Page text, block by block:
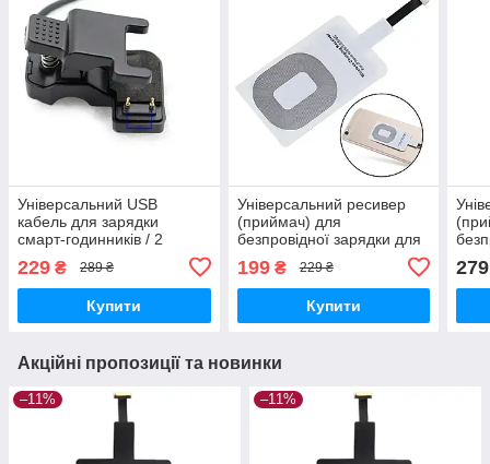
Універсальний USB
кабель для зарядки
смарт-годинників / 2
Чорний
229 ₴ 289 ₴
Купити
Універсальний ресивер
(приймач) для
безпровідної зарядки для
199₴ 229 ₴
Купити
279
Акційні пропозиції та новинки
–11% –11%